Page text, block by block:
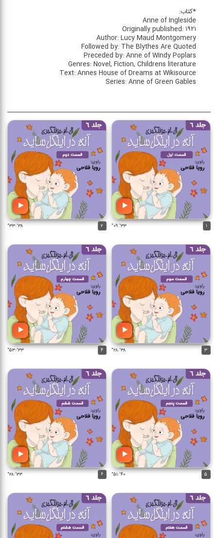
*کتاب:
Anne of Ingleside
Originally published: ۱۹۲۱
Author: Lucy Maud Montgomery
Followed by: The Blythes Are Quoted
Preceded by: Anne of Windy Poplars
Genres: Novel, Fiction, Childrens literature
Text: Annes House of Dreams at Wikisource
Series: Anne of Green Gables
۱ ۳۳':۰۹" ۲ ۳۸':۳۳"
۳ ۳۸':۲۸" ۴ ۳۳':۵۳"
۵ ۴۰':۵۱" ۶ ۳۳':۲۸"